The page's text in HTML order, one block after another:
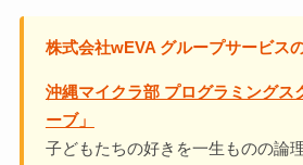
株式会社wEVA グループサービス
沖縄マイクラ部 プログラミングス
ーブ」
子どもたちの好きを一生ものの論